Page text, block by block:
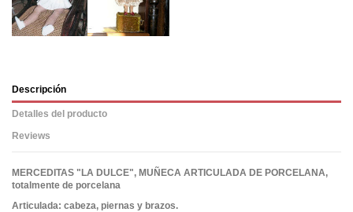
Descripción
Detalles del producto
Reviews
MERCEDITAS "LA DULCE", MUÑECA ARTICULADA DE PORCELANA,
totalmente de porcelana
Articulada: cabeza, piernas y brazos.